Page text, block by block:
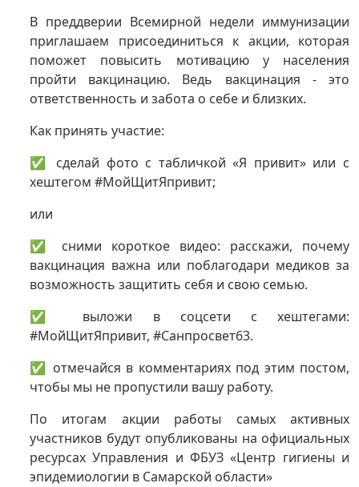
В преддверии Всемирной недели иммунизации
приглашаем присоединиться к акции, которая
поможет повысить мотивацию у населения
пройти вакцинацию. Ведь вакцинация - это
ответственность и забота о себе и близких.
Как принять участие:
✅ сделай фото с табличкой «Я привит» или с
хештегом #МойЩитЯпривит;
или
✅ сними короткое видео: расскажи, почему
вакцинация важна или поблагодари медиков за
возможность защитить себя и свою семью.
✅ выложи в соцсети с хештегами:
#МойЩитЯпривит, #Санпросвет63.
✅ отмечайся в комментариях под этим постом,
чтобы мы не пропустили вашу работу.
По итогам акции работы самых активных
участников будут опубликованы на официальных
ресурсах Управления и ФБУЗ «Центр гигиены и
эпидемиологии в Самарской области»